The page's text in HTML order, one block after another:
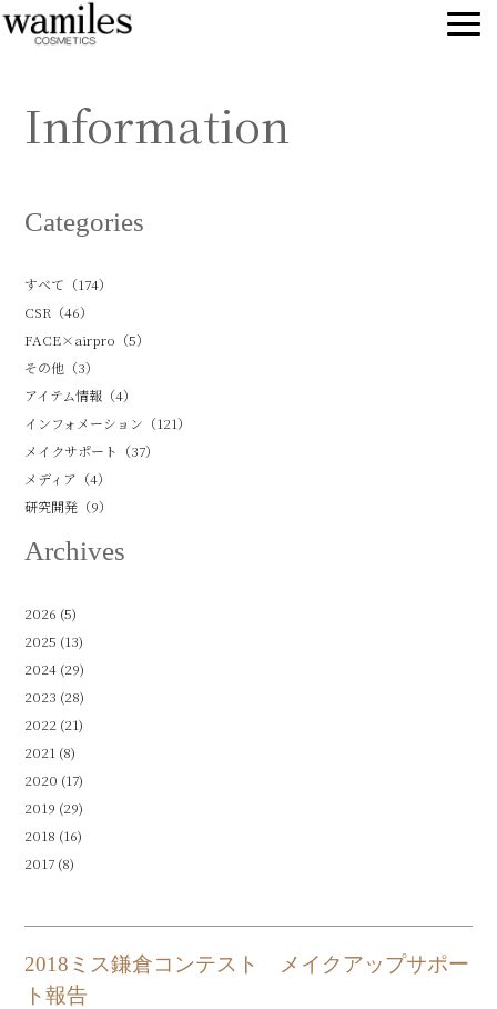
Information
Categories
すべて（174）
CSR（46）
FACE×airpro（5）
その他（3）
アイテム情報（4）
インフォメーション（121）
メイクサポート（37）
メディア（4）
研究開発（9）
Archives
2026 (5)
2025 (13)
2024 (29)
2023 (28)
2022 (21)
2021 (8)
2020 (17)
2019 (29)
2018 (16)
2017 (8)
2018ミス鎌倉コンテスト メイクアップサポー
ト報告